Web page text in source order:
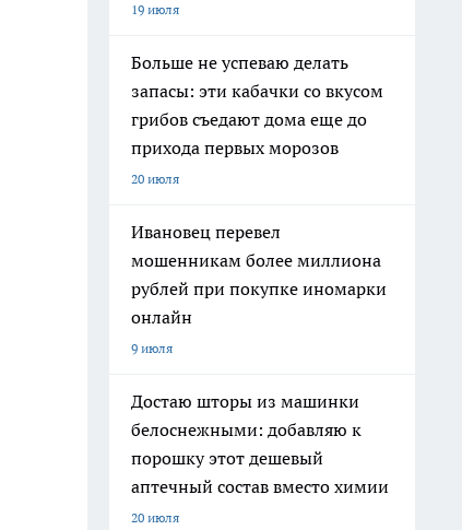
19 июля
Больше не успеваю делать
запасы: эти кабачки со вкусом
грибов съедают дома еще до
прихода первых морозов
20 июля
Ивановец перевел
мошенникам более миллиона
рублей при покупке иномарки
онлайн
9 июля
Достаю шторы из машинки
белоснежными: добавляю к
порошку этот дешевый
аптечный состав вместо химии
20 июля